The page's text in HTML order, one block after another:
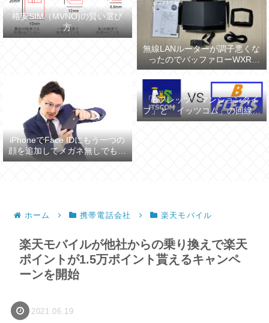
格安SIM（MVNO)の賢い選び
方
無線LANルーターが調子悪くな
ったのでバッファローWXR-
5700AX7Sに買い換えた
iPhoneでFace IDにもう一つの
顔を追加してメガネ無しでも認
証させる
「Bフレッツ マンションタイ
プ」と「イッツコム」の回線ス
ピードを比較してみた
ホーム 携帯電話会社 楽天モバイル
楽天モバイルが他社からの乗り換えで楽天
ポイントが1.5万ポイント貰えるキャンペ
ーンを開始
2021.06.19